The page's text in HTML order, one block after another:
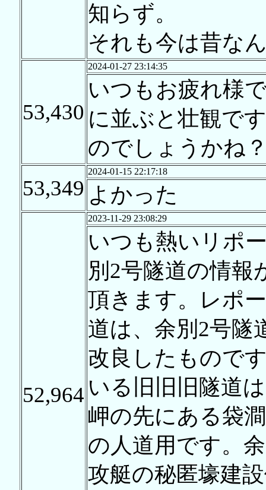
知らず。
それも今は昔な
53,430
2024-01-27 23:14:35
いつもお疲れ様
に並ぶと壮観で
のでしょうかね
53,349
2024-01-15 22:17:18
よかった
52,964
2023-11-29 23:08:29
いつも熱いリポ
別2号隧道の情報
頂きます。レポ
道は、余別2号隧
改良したもので
いる旧旧旧隧道
岬の先にある袋
の人道用です。
攻艇の秘匿壕建